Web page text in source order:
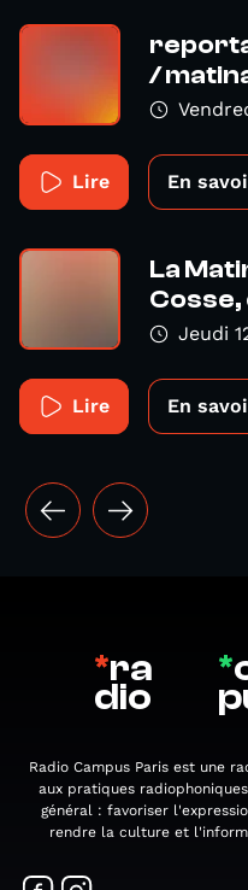
/
Lire En
La
Cosse,
Jeudi
Lire En
*ra
dio
*
Radio Campus Paris est une
aux pratiques
général : favoriser
rendre la culture et